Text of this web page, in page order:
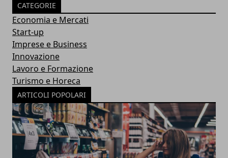
CATEGORIE
Economia e Mercati
Start-up
Imprese e Business
Innovazione
Lavoro e Formazione
Turismo e Horeca
ARTICOLI POPOLARI